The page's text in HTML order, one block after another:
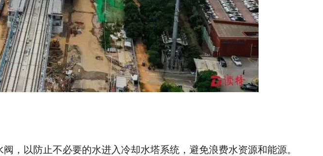
，以防止不必要的水进入冷却水塔系统，避免浪费水资源和能源。